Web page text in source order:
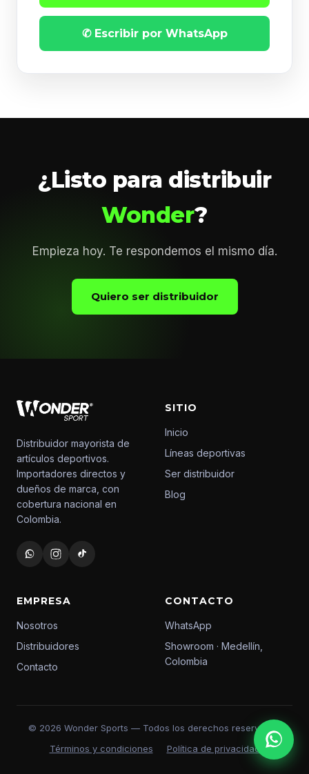
✆ Escribir por WhatsApp
¿Listo para distribuir
Wonder?
Empieza hoy. Te respondemos el mismo día.
Quiero ser distribuidor
Distribuidor mayorista de
artículos deportivos.
Importadores directos y
dueños de marca, con
cobertura nacional en
Colombia.
SITIO
Inicio
Líneas deportivas
Ser distribuidor
Blog
EMPRESA
Nosotros
Distribuidores
Contacto
CONTACTO
WhatsApp
Showroom · Medellín,
Colombia
© 2026 Wonder Sports — Todos los derechos reservados
Términos y condiciones
Política de privacidad